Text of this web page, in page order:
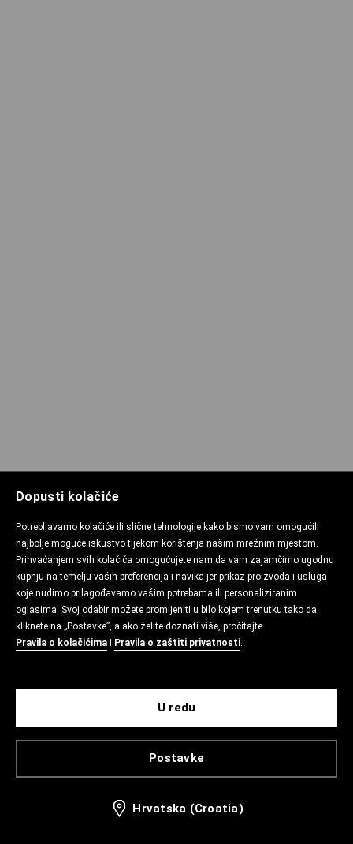
Dopusti kolačiće
Potrebljavamo kolačiće ili slične tehnologije kako bismo vam omogućili
najbolje moguće iskustvo tijekom korištenja našim mrežnim mjestom.
Prihvaćanjem svih kolačića omogućujete nam da vam zajamčimo ugodnu
kupnju na temelju vaših preferencija i navika jer prikaz proizvoda i usluga
koje nudimo prilagođavamo vašim potrebama ili personaliziranim
oglasima. Svoj odabir možete promijeniti u bilo kojem trenutku tako da
kliknete na „Postavke”, a ako želite doznati više, pročitajte
Pravila o kolačićima i Pravila o zaštiti privatnosti.
Postavke
U redu
Hrvatska (Croatia)